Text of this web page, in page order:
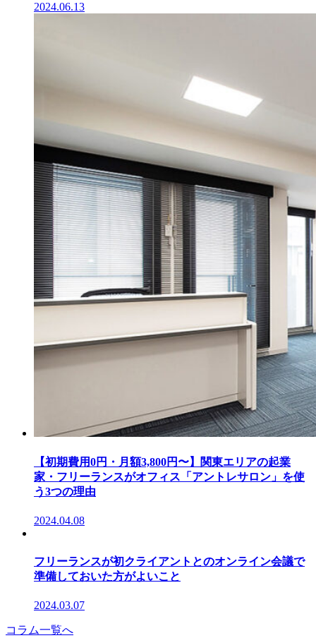
2024.06.13
【初期費用0円・月額3,800円〜】関東エリアの起業
家・フリーランスがオフィス「アントレサロン」を使
う3つの理由
2024.04.08
フリーランスが初クライアントとのオンライン会議で
準備しておいた方がよいこと
2024.03.07
コラム一覧へ